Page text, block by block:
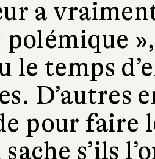
a
polémique
le temps
D’autres
pour faire
sache s’ils